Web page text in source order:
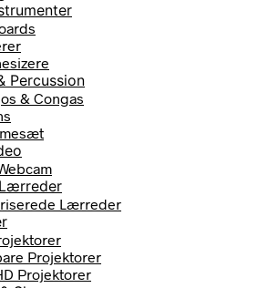
Percussion
& Congas
Lærreder
Projektorer
Projektorer